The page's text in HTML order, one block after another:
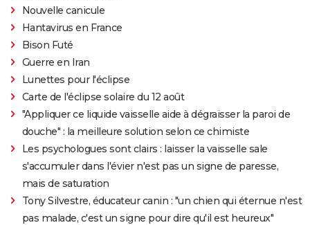
Nouvelle canicule
Hantavirus en France
Bison Futé
Guerre en Iran
Lunettes pour l'éclipse
Carte de l'éclipse solaire du 12 août
"Appliquer ce liquide vaisselle aide à dégraisser la paroi de
douche" : la meilleure solution selon ce chimiste
Les psychologues sont clairs : laisser la vaisselle sale
s'accumuler dans l'évier n'est pas un signe de paresse,
mais de saturation
Tony Silvestre, éducateur canin : "un chien qui éternue n'est
pas malade, c'est un signe pour dire qu'il est heureux"